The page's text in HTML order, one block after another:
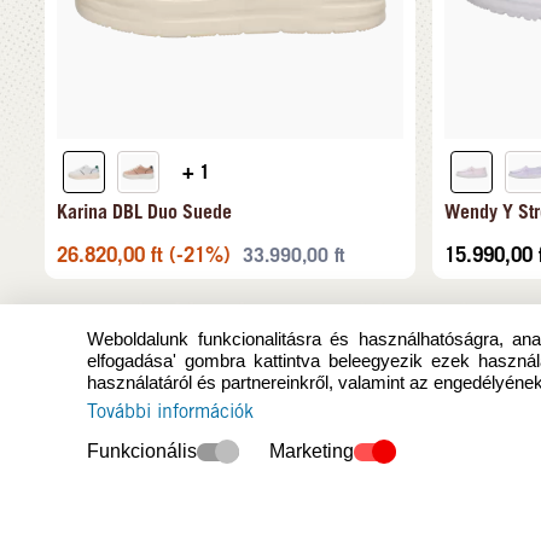
+ 1
Karina DBL Duo Suede
26.820,00 ft (-21%) 33.990,00 ft
Wendy Y
15.990,00
Weboldalunk funkcionalitásra és használhatóságra,
elfogadása' gombra kattintva beleegyezik ezek
használatáról és partnereinkről, valamint az
További információk
Funkcionális Marketing